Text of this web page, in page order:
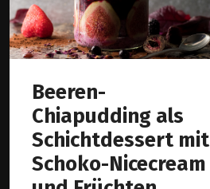
Beeren-
Chiapudding als
Schichtdessert mit
Schoko-Nicecream